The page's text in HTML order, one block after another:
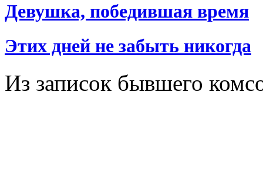
Девушка, победившая время
Этих дней не забыть никогда
Из записок бывшего